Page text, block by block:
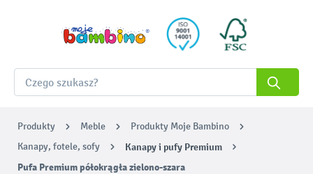
Produkty Meble
Produkty Moje Bambino
Kanapy, fotele, sofy
Kanapy i pufy Premium
Pufa Premium półokrągła zielono-szara